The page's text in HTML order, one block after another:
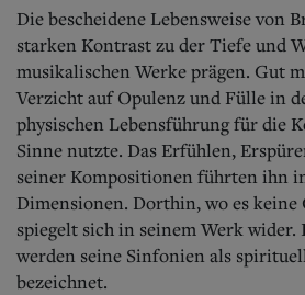
Die bescheidene Lebensweise von
starken Kontrast zu der Tiefe und
musikalischen Werke prägen. Gut
Verzicht auf Opulenz und Fülle in
physischen Lebensführung für die
Sinne nutzte. Das Erfühlen,
seiner Kompositionen führten ihn
Dimensionen. Dorthin, wo es keine
spiegelt sich in seinem Werk
werden seine Sinfonien als
bezeichnet.